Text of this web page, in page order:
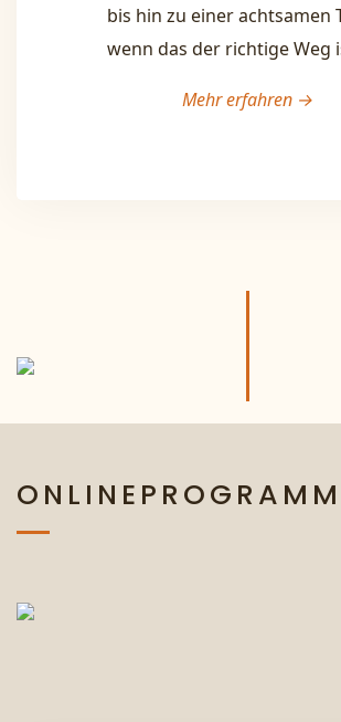
bis hin zu einer achtsamen
wenn das der richtige Weg
Mehr erfahren →